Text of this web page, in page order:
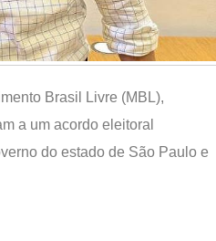
Brasil Livre (MBL),
a um acordo eleitoral
do estado de São Paulo e